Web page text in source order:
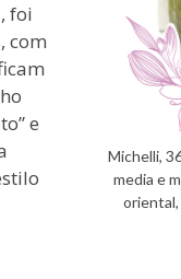
foi
com
e
Michelli,
media e
oriental,